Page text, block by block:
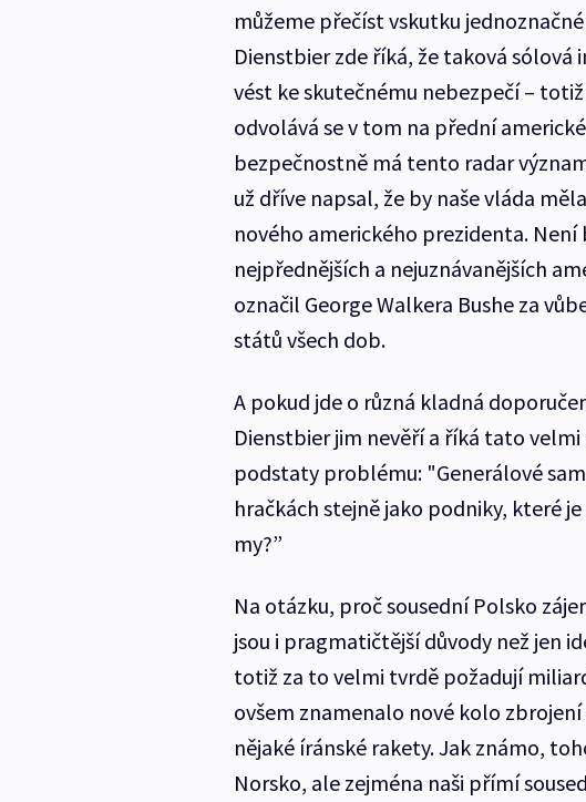
můžeme přečíst vskutku
Dienstbier zde říká, že taková sólová
vést ke skutečnému nebezpečí –
odvolává se v tom na přední
bezpečnostně má tento radar
už dříve napsal, že by naše vláda
nového amerického prezidenta.
nejpřednějších a nejuznávanějších
označil George Walkera Bushe za
států všech dob.
A pokud jde o různá kladná
Dienstbier jim nevěří a říká tato
podstaty problému: "Generálové
hračkách stejně jako podniky, které
my?”
Na otázku, proč sousední Polsko
jsou i pragmatičtější důvody než jen
totiž za to velmi tvrdě požadují
ovšem znamenalo nové kolo
nějaké íránské rakety. Jak známo,
Norsko, ale zejména naši přímí